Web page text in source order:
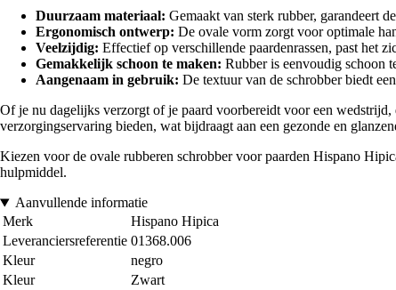
Duurzaam materiaal: Gemaakt van sterk rubber, garandeert
Ergonomisch ontwerp: De ovale vorm zorgt voor optimale
Veelzijdig: Effectief op verschillende paardenrassen, past het
Gemakkelijk schoon te maken: Rubber is eenvoudig schoon
Aangenaam in gebruik: De textuur van de schrobber biedt
Of je nu dagelijks verzorgt of je paard voorbereidt voor een
verzorgingservaring bieden, wat bijdraagt aan een gezonde en
Kiezen voor de ovale rubberen schrobber voor paarden Hispano
hulpmiddel.
Aanvullende informatie
Merk
Hispano Hipica
Leveranciersreferentie 01368.006
Kleur
negro
Kleur
Zwart